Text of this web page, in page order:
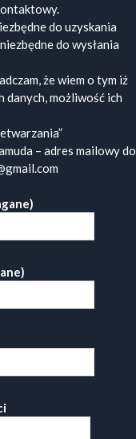
do uzyskania
do wysłania
że wiem o tym iż
danych, możliwość ich
– adres mailowy do